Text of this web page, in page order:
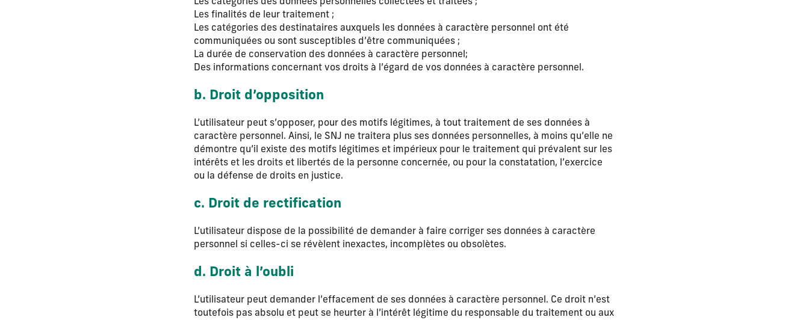
Les catégories des données personnelles collectées et traitées ;
Les finalités de leur traitement ;
Les catégories des destinataires auxquels les données à caractère personnel ont été
communiquées ou sont susceptibles d’être communiquées ;
La durée de conservation des données à caractère personnel;
Des informations concernant vos droits à l’égard de vos données à caractère personnel.
b. Droit d’opposition
L’utilisateur peut s’opposer, pour des motifs légitimes, à tout traitement de ses données à
caractère personnel. Ainsi, le SNJ ne traitera plus ses données personnelles, à moins qu’elle ne
démontre qu’il existe des motifs légitimes et impérieux pour le traitement qui prévalent sur les
intérêts et les droits et libertés de la personne concernée, ou pour la constatation, l’exercice
ou la défense de droits en justice.
c. Droit de rectification
L’utilisateur dispose de la possibilité de demander à faire corriger ses données à caractère
personnel si celles-ci se révèlent inexactes, incomplètes ou obsolètes.
d. Droit à l’oubli
L’utilisateur peut demander l’effacement de ses données à caractère personnel. Ce droit n’est
toutefois pas absolu et peut se heurter à l’intérêt légitime du responsable du traitement ou aux